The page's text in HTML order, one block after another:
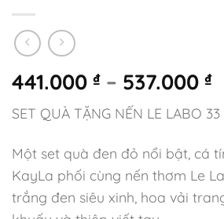
441.000 ₫ – 537.000 ₫
SET QUÀ TẶNG NẾN LE LABO
Một set quà đen đỏ nổi bật, cá
KayLa phối cùng nến thơm Le
trắng đen siêu xinh, hoa vải